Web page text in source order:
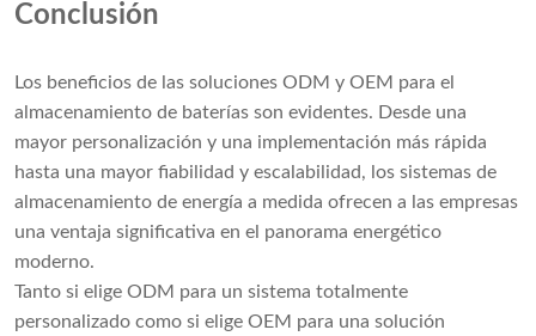
Conclusión
Los beneficios de las soluciones ODM y OEM para el
almacenamiento de baterías son evidentes. Desde una
mayor personalización y una implementación más rápida
hasta una mayor fiabilidad y escalabilidad, los sistemas de
almacenamiento de energía a medida ofrecen a las empresas
una ventaja significativa en el panorama energético
moderno.
Tanto si elige ODM para un sistema totalmente
personalizado como si elige OEM para una solución